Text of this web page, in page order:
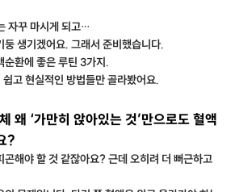
자꾸 마시게 되고…
둥 생기겠어요. 그래서 준비했습니다.
순환에 좋은 루틴 3가지.
고 현실적인 방법들만 골라봤어요.
왜 ‘가만히 앉아있는 것’만으로도 혈액
?
곤해야 할 것 같잖아요? 근데 오히려 더 뻐근하고